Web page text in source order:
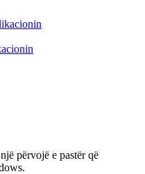
përvojë e pastër që